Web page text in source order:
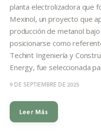
planta electrolizadora que
Mexinol, un proyecto que
producción de metanol
posicionarse como
Techint Ingeniería y
Energy, fue seleccionada
9 DE SEPTIEMBRE DE 2025
Leer Más